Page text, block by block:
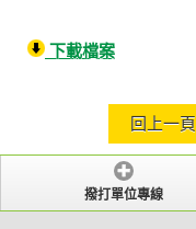
下載檔案
回上一頁
撥打單位專線